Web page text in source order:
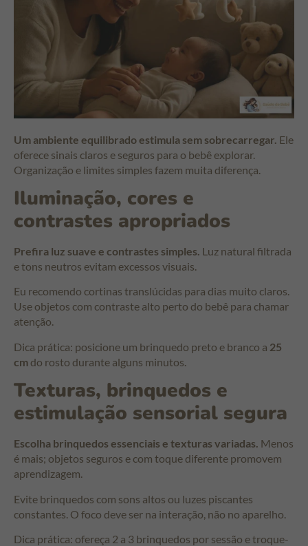
Um ambiente equilibrado estimula sem sobrecarregar. Ele
oferece sinais claros e seguros para o bebê explorar.
Organização e limites simples fazem muita diferença.
Iluminação, cores e
contrastes apropriados
Prefira luz suave e contrastes simples. Luz natural filtrada
e tons neutros evitam excessos visuais.
Eu recomendo cortinas translúcidas para dias muito claros.
Use objetos com contraste alto perto do bebê para chamar
atenção.
Dica prática: posicione um brinquedo preto e branco a 25
cm do rosto durante alguns minutos.
Texturas, brinquedos e
estimulação sensorial segura
Escolha brinquedos essenciais e texturas variadas. Menos
é mais; objetos seguros e com toque diferente promovem
aprendizagem.
Evite brinquedos com sons altos ou luzes piscantes
constantes. O foco deve ser na interação, não no aparelho.
Dica prática: ofereça 2 a 3 brinquedos por sessão e troque-